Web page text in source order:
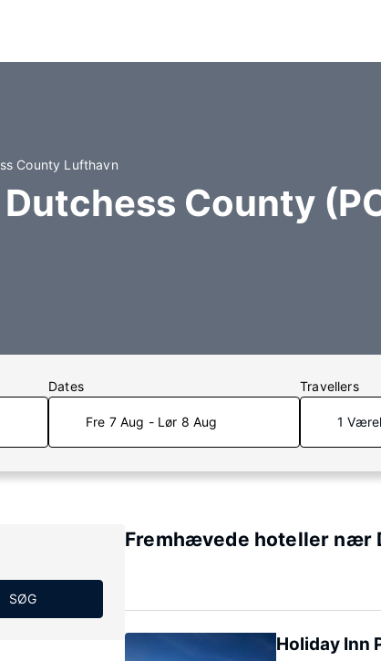
County Lufthavn
County
Dates
Fre 7 Aug - Lør 8 Aug
Travellers
1
SØG
Fremhævede hoteller nær
Holiday Inn